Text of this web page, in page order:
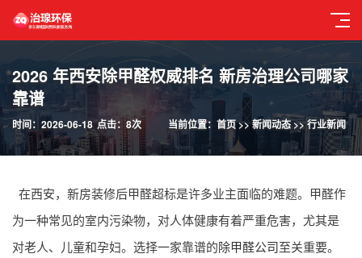
2026 年西安除甲醛权威排名 新房治理公司哪家
靠谱
当前位置： 首页>>新闻动态>>行业新闻
时间：2026-06-18 点击：8次
在西安，新房装修后甲醛超标是许多业主面临的难题。甲醛作
为一种常见的室内污染物，对人体健康有着严重危害，尤其是
对老人、儿童和孕妇。选择一家靠谱的除甲醛公司至关重要。